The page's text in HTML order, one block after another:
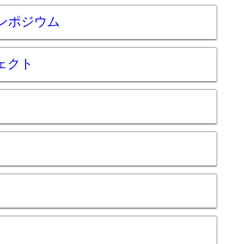
ポジウム
クト